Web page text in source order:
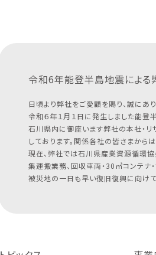
令和6年能登半島地震による
日頃より弊社をご愛顧を賜り、誠にあり
令和６年１月１日に発生しました能登
石川県内に御座います弊社の本社・リ
しております。関係各社の皆さまから
現在、弊社では石川県産業資源循環
集運搬業務、回収車両・30㎥コンテナ
被災地の一日も早い復旧復興に向けて